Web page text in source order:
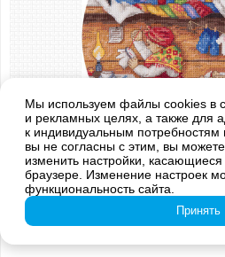
Арт.: SO-
"Домовой - в
1 199 руб.
Мы используем файлы cookies в
и рекламных целях, а также для
к индивидуальным потребностям
вы не согласны с этим, вы
изменить настройки,
браузере. Изменение настроек
функциональность сайта.
Принять